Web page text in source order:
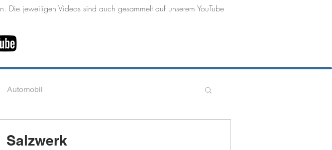
Die jeweiligen Videos sind auch gesammelt auf unserem YouTube
Automobil
Salzwerk